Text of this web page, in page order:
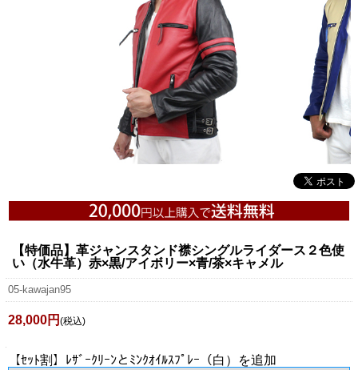
【特価品】革ジャンスタンド襟シングルライダース２色使
い（水牛革）赤×黒/アイボリー×青/茶×キャメル
05-kawajan95
28,000円 (税込)
【ｾｯﾄ割】ﾚｻﾞｰｸﾘｰﾝとﾐﾝｸｵｲﾙｽﾌﾟﾚｰ（白）を追加